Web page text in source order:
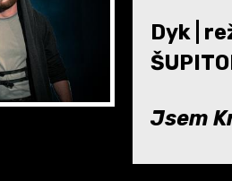
Dyk |
Jsem